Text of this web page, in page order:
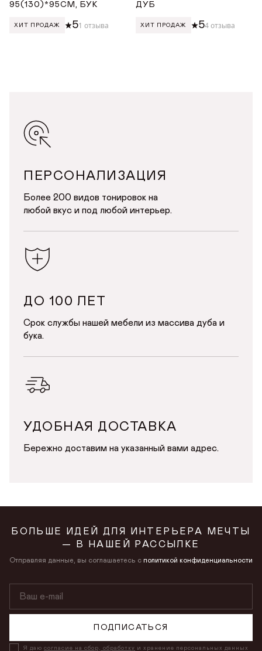
от до
95(130)*95СМ, БУК
ХИТ ПРОДАЖ 51 отзыва
ДУБ
ХИТ ПРОДАЖ 54 отзыва
ПЕРСОНАЛИЗАЦИЯ
Более 200 видов тонировок на
любой вкус и под любой интерьер.
ДО 100 ЛЕТ
Срок службы нашей мебели из массива дуба и
бука.
УДОБНАЯ ДОСТАВКА
Бережно доставим на указанный вами адрес.
БОЛЬШЕ ИДЕЙ ДЛЯ ИНТЕРЬЕРА МЕЧТЫ
— В НАШЕЙ РАССЫЛКЕ
Отправляя данные, вы соглашаетесь с политикой конфиденциальности
ПОДПИСАТЬСЯ
Я даю согласие на сбор, обработку и хранение персональных данных
ОТПРАВИТЬ
Продолжая, вы даёте
персональных данных
Почта*
Предпочтительный способ связи*
Telegram WhatsApp
Имя
Телефон
Продолжая, вы даёте
персональных данных